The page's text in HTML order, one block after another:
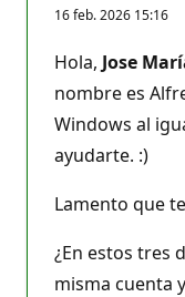
n
o
s
d
e
r
p
u
a
ó
16 feb. 2026 15:16
Hola, Jose
nombre es
Windows al
ayudarte. :)
Lamento que
¿En estos tres
misma cuenta